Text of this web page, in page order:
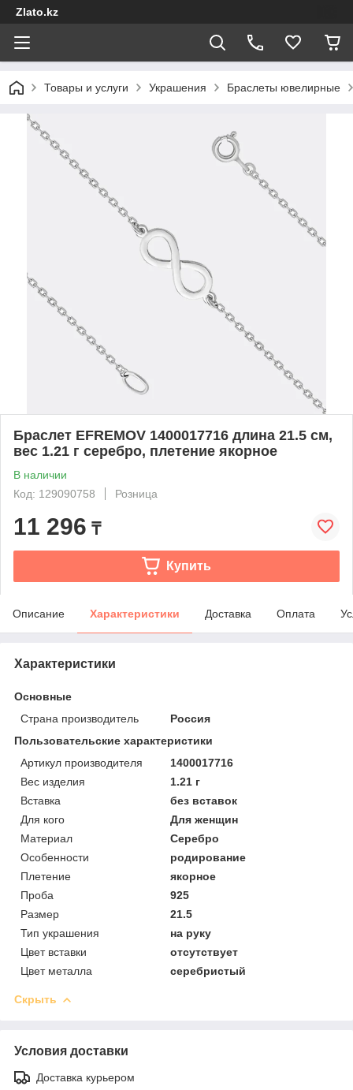
Zlato.kz
Товары и услуги Украшения Браслеты ювелирные
Браслет EFREMOV 1400017716 длина 21.5 см,
вес 1.21 г серебро, плетение якорное
В наличии
Код: 129090758
Розница
11 296 ₸
Купить
Описание Характеристики Доставка Оплата
Характеристики
Основные
Страна производитель
Россия
Пользовательские характеристики
Артикул производителя
1400017716
Вес изделия
1.21 г
Вставка
без вставок
Для кого
Для женщин
Материал
Серебро
Особенности
родирование
Плетение
якорное
Проба
925
Размер
21.5
Тип украшения
на руку
Цвет вставки
отсутствует
Цвет металла
серебристый
Скрыть
Условия доставки
Доставка курьером